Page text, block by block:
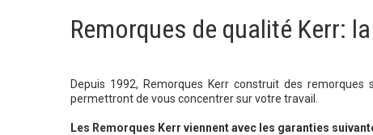
Remorques de qualité Kerr:
Depuis 1992, Remorques Kerr construit des
permettront de vous concentrer sur votre travail.
Les Remorques Kerr viennent avec les garanties